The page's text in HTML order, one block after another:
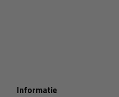
Informatie